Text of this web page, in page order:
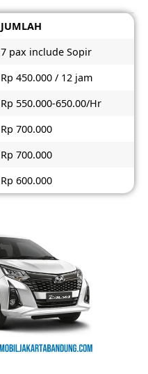
JUMLAH
7 pax include Sopir
Rp 450.000 / 12 jam
Rp 550.000-650.00/Hr
Rp 700.000
Rp 700.000
Rp 600.000